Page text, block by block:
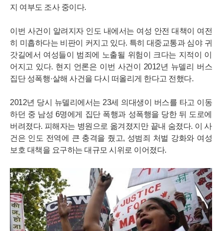
지 여부도 조사 중이다.
이번 사건이 알려지자 인도 내에서는 여성 안전 대책이 여전
히 미흡하다는 비판이 커지고 있다. 특히 대중교통과 심야 귀
갓길에서 여성들이 범죄에 노출될 위험이 크다는 지적이 이
어지고 있다. 현지 언론은 이번 사건이 2012년 뉴델리 버스
집단 성폭행·살해 사건을 다시 떠올리게 한다고 전했다.
2012년 당시 뉴델리에서는 23세 의대생이 버스를 타고 이동
하던 중 남성 6명에게 집단 폭행과 성폭행을 당한 뒤 도로에
버려졌다. 피해자는 병원으로 옮겨졌지만 끝내 숨졌다. 이 사
건은 인도 전역에 큰 충격을 줬고, 성범죄 처벌 강화와 여성
보호 대책을 요구하는 대규모 시위로 이어졌다.